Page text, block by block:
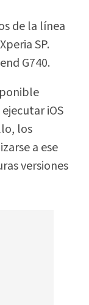
de la línea
SP.
G740.
iOS
los
a ese
versiones